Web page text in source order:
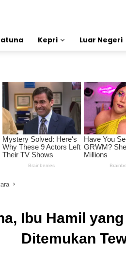
Kepri Luar Negeri
Ibu Hamil
Ditemukan